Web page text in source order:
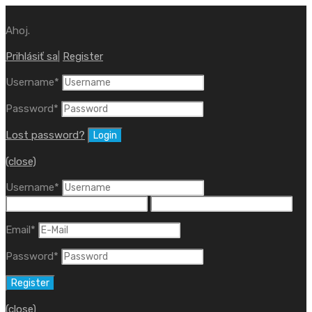
Ahoj.
Prihlásiť sa Register
Username*
Password*
Lost password?
(close)
Username*
Email*
Password*
(close)